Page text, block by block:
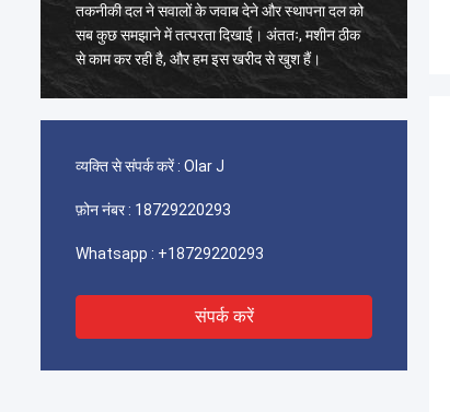
तकनीकी दल ने सवालों के जवाब देने और स्थापना दल को
सब कुछ समझाने में तत्परता दिखाई। अंततः, मशीन ठीक
से काम कर रही है, और हम इस खरीद से खुश हैं।
व्यक्ति से संपर्क करें : Olar J
फ़ोन नंबर : 18729220293
Whatsapp : +18729220293
संपर्क करें